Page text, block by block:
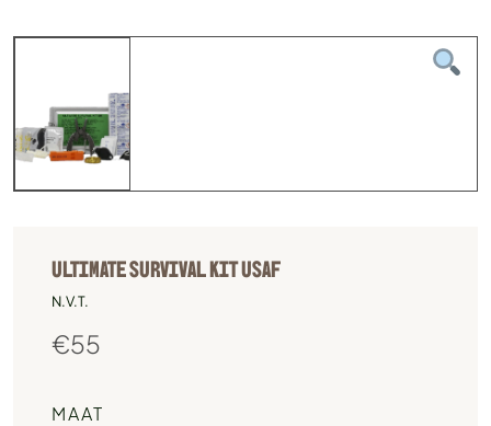
ULTIMATE SURVIVAL KIT USAF
N.V.T.
€55
MAAT